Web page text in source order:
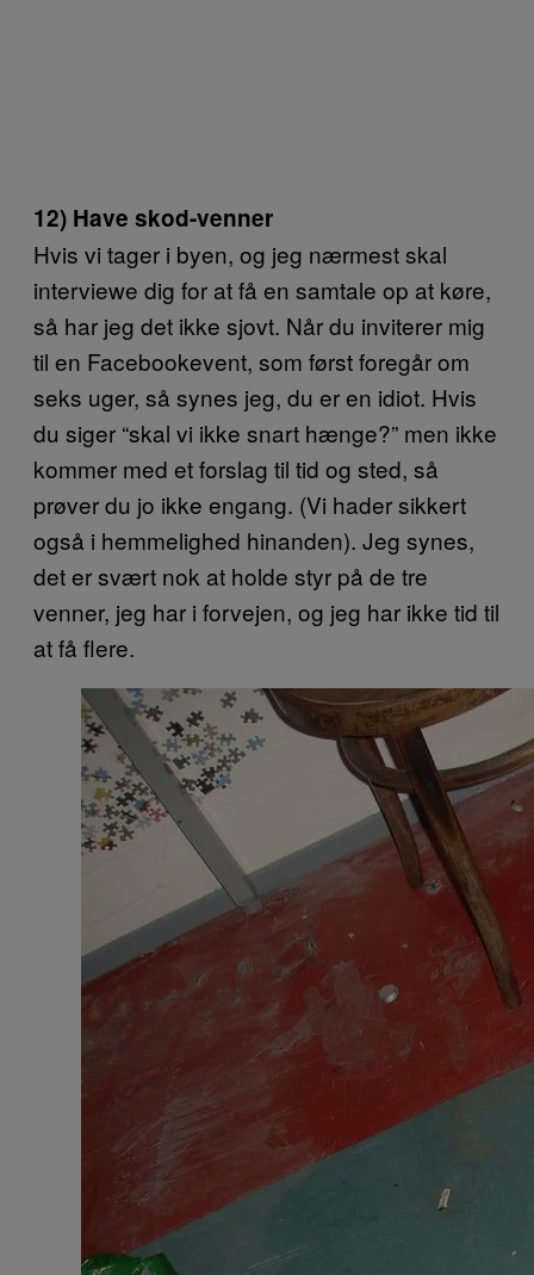
12) Have skod-venner
Hvis vi tager i byen, og jeg nærmest skal
interviewe dig for at få en samtale op at køre,
så har jeg det ikke sjovt. Når du inviterer mig
til en Facebookevent, som først foregår om
seks uger, så synes jeg, du er en idiot. Hvis
du siger “skal vi ikke snart hænge?” men ikke
kommer med et forslag til tid og sted, så
prøver du jo ikke engang. (Vi hader sikkert
også i hemmelighed hinanden). Jeg synes,
det er svært nok at holde styr på de tre
venner, jeg har i forvejen, og jeg har ikke tid til
at få flere.